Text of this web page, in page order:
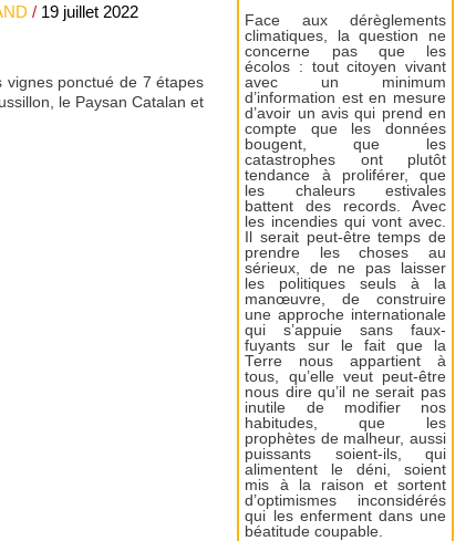
/ 19 juillet 2022
vignes ponctué de 7 étapes
le Paysan Catalan et
Face aux dérèglements
climatiques, la question ne
concerne pas que les
écolos : tout citoyen vivant
avec un minimum
d’information est en mesure
d’avoir un avis qui prend en
compte que les données
bougent, que les
catastrophes ont plutôt
tendance à proliférer, que
les chaleurs estivales
battent des records. Avec
les incendies qui vont avec.
Il serait peut-être temps de
prendre les choses au
sérieux, de ne pas laisser
les politiques seuls à la
manœuvre, de construire
une approche internationale
qui s’appuie sans faux-
fuyants sur le fait que la
Terre nous appartient à
tous, qu’elle veut peut-être
nous dire qu’il ne serait pas
inutile de modifier nos
habitudes, que les
prophètes de malheur, aussi
puissants soient-ils, qui
alimentent le déni, soient
mis à la raison et sortent
d’optimismes inconsidérés
qui les enferment dans une
béatitude coupable.